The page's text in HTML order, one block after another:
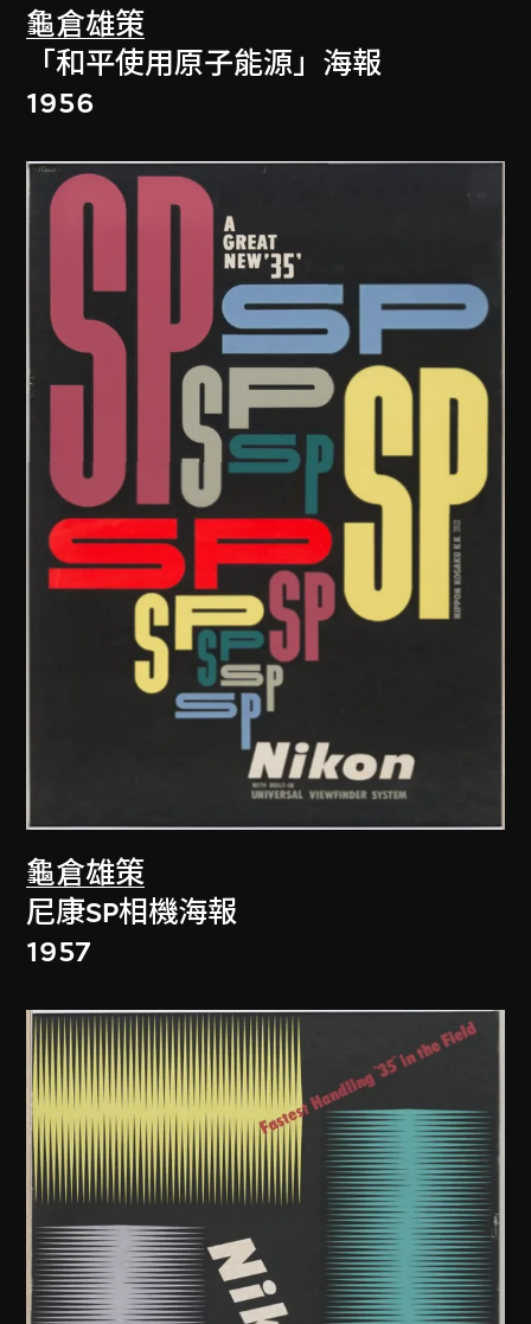
龜倉雄策
「和平使用原子能源」海報
1956
龜倉雄策
尼康SP相機海報
1957